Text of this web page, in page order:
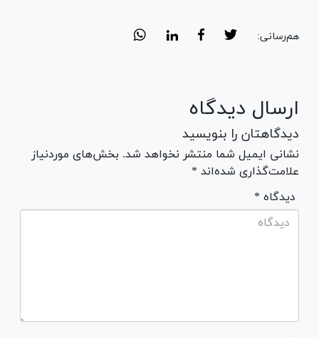
هم‌رسانی:
ارسال دیدگاه
دیدگاهتان را بنویسید
نشانی ایمیل شما منتشر نخواهد شد. بخش‌های موردنیاز
علامت‌گذاری شده‌اند *
* دیدگاه